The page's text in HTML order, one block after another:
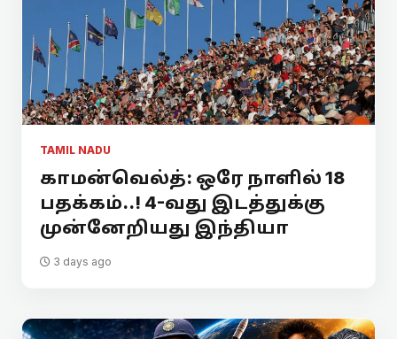
TAMIL NADU
காமன்வெல்த்: ஒரே நாளில் 18
பதக்கம்..! 4-வது இடத்துக்கு
முன்னேறியது இந்தியா
3 days ago